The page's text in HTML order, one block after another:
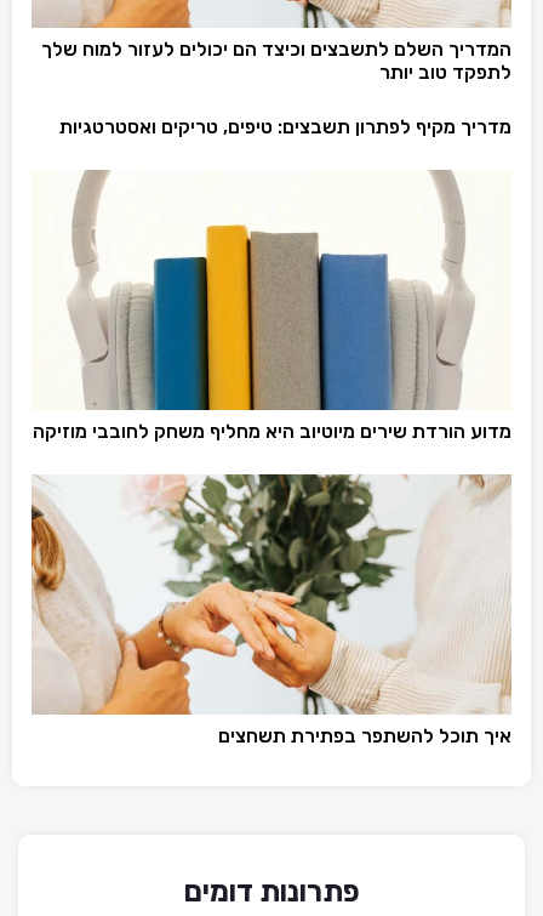
המדריך השלם לתשבצים וכיצד הם יכולים לעזור למוח שלך
לתפקד טוב יותר
מדריך מקיף לפתרון תשבצים: טיפים, טריקים ואסטרטגיות
מדוע הורדת שירים מיוטיוב היא מחליף משחק לחובבי מוזיקה
איך תוכל להשתפר בפתירת תשחצים
פתרונות דומים